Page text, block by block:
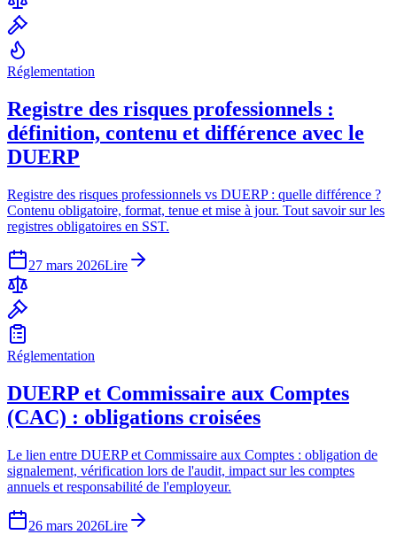
Réglementation
Registre des risques professionnels :
définition, contenu et différence avec le
DUERP
Registre des risques professionnels vs DUERP : quelle différence ?
Contenu obligatoire, format, tenue et mise à jour. Tout savoir sur les
registres obligatoires en SST.
27 mars 2026Lire
Réglementation
DUERP et Commissaire aux Comptes
(CAC) : obligations croisées
Le lien entre DUERP et Commissaire aux Comptes : obligation de
signalement, vérification lors de l'audit, impact sur les comptes
annuels et responsabilité de l'employeur.
26 mars 2026Lire